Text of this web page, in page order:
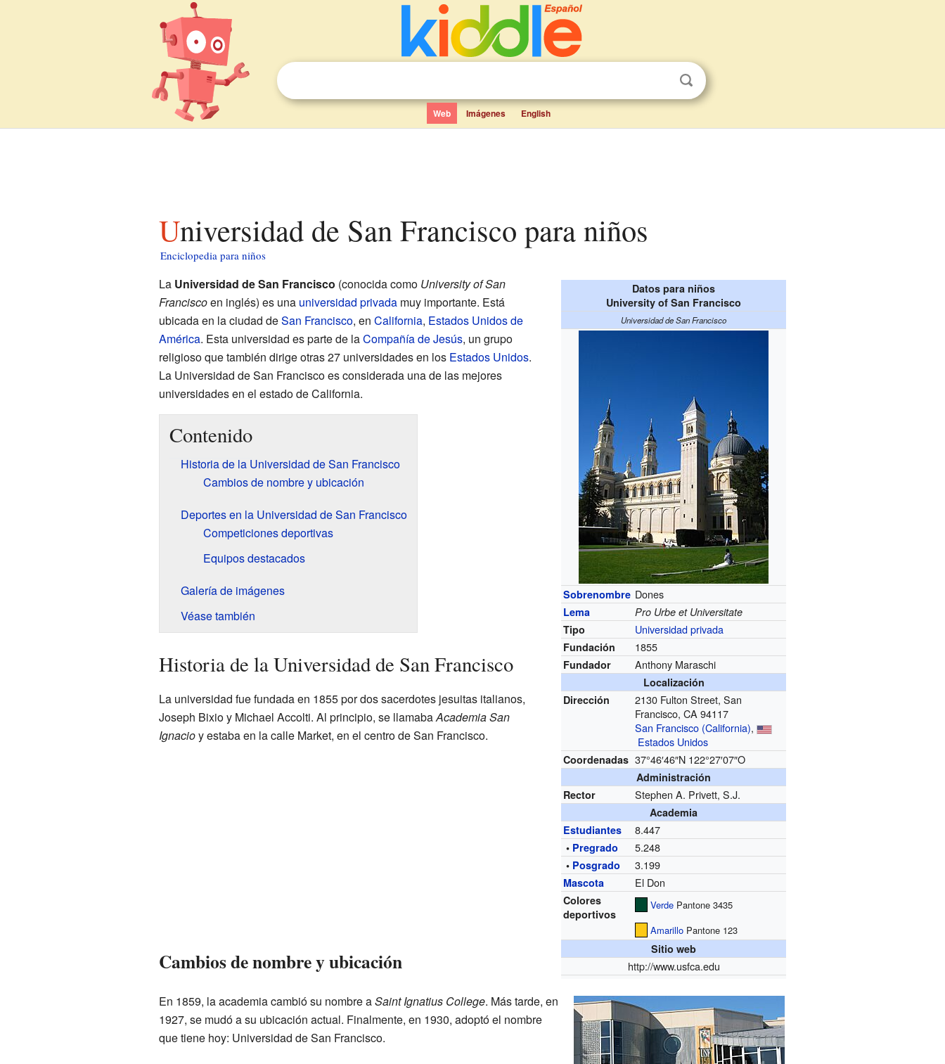
Web Imágenes English
Universidad de San Francisco para niños
Enciclopedia para niños
Datos para niños
University of San Francisco
Universidad de San Francisco
Sobrenombre Dones
Lema
Pro Urbe et Universitate
Tipo
Universidad privada
Fundación 1855
Fundador Anthony Maraschi
Localización
Dirección
2130 Fulton Street, San
Francisco, CA 94117
San Francisco (California),
Estados Unidos
Coordenadas 37°46′46″N 122°27′07″O
Administración
Rector
Stephen A. Privett, S.J.
Academia
Estudiantes
8.447
• Pregrado 5.248
• Posgrado 3.199
Mascota El Don
Colores
deportivos
Verde Pantone 3435
Amarillo Pantone 123
Sitio web
http://www.usfca.edu
La Universidad de San Francisco (conocida como University of San
Franciscoen inglés) es una universidad privadamuy importante. Está
ubicada en la ciudad deSan Francisco, en California, Estados Unidos de
América. Esta universidad es parte de laCompañía de Jesús, un grupo
religioso que también dirige otras 27 universidades en los Estados Unidos.
La Universidad de San Francisco es considerada una de las mejores
universidades en el estado de California.
Contenido
Historia de la Universidad de San Francisco
Cambios de nombre y ubicación
Deportes en la Universidad de San Francisco
Competiciones deportivas
Equipos destacados
Galería de imágenes
Véase también
Historia de la Universidad de San Francisco
La universidad fue fundada en 1855 por dos sacerdotes jesuitas italianos,
Joseph Bixio y Michael Accolti. Al principio, se llamabaAcademia San
Ignacioy estaba en la calle Market, en el centro de San Francisco.
Cambios de nombre y ubicación
En 1859, la academia cambió su nombre aSaint Ignatius College. Más tarde, en
1927, se mudó a su ubicación actual. Finalmente, en 1930, adoptó el nombre
que tiene hoy: Universidad de San Francisco.